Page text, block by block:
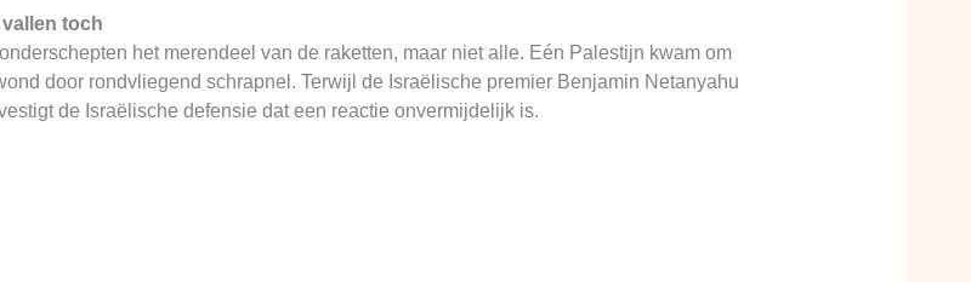
toch
het merendeel van de raketten, maar niet alle. Eén Palestijn kwam om
door rondvliegend schrapnel. Terwijl de Israëlische premier Benjamin Netanyahu
de Israëlische defensie dat een reactie onvermijdelijk is.